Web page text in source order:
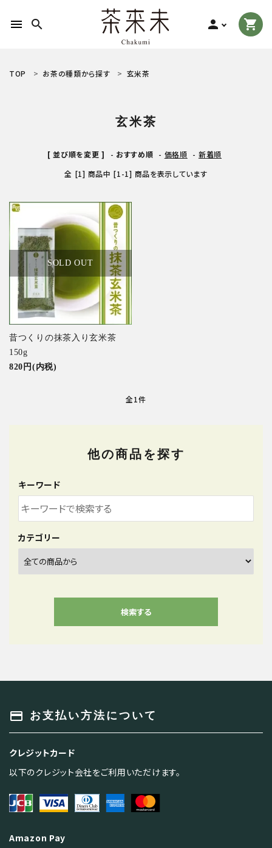
menu search person shopping_cart
search
ログイン person 新規会員登録
食品から探す
ティーグッズから探す
特集アイテムから探す
ガイドライン
TOP お茶の種類から探す 玄米茶
玄米茶
[ 並び順を変更 ] - おすすめ順 - 価格順 - 新着順
全 [1] 商品中 [1-1] 商品を表示しています
SOLD OUT
昔つくりの抹茶入り玄米茶
150g
820円(内税)
全1件
他の商品を探す
キーワード
カテゴリー
検索する
payment お支払い方法について
クレジットカード
以下のクレジット会社をご利用いただけます。
Amazon Pay